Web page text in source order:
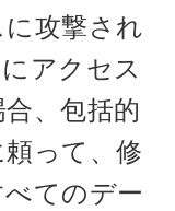
攻撃され
アクセス
、包括的
って、修
てのデー